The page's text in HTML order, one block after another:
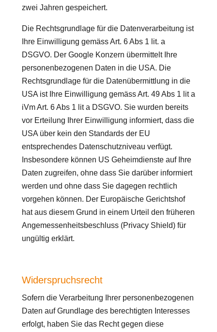
zwei Jahren gespeichert.
Die Rechtsgrundlage für die Datenverarbeitung ist
Ihre Einwilligung gemäss Art. 6 Abs 1 lit. a
DSGVO. Der Google Konzern übermittelt Ihre
personenbezogenen Daten in die USA. Die
Rechtsgrundlage für die Datenübermittlung in die
USA ist Ihre Einwilligung gemäss Art. 49 Abs 1 lit a
iVm Art. 6 Abs 1 lit a DSGVO. Sie wurden bereits
vor Erteilung Ihrer Einwilligung informiert, dass die
USA über kein den Standards der EU
entsprechendes Datenschutzniveau verfügt.
Insbesondere können US Geheimdienste auf Ihre
Daten zugreifen, ohne dass Sie darüber informiert
werden und ohne dass Sie dagegen rechtlich
vorgehen können. Der Europäische Gerichtshof
hat aus diesem Grund in einem Urteil den früheren
Angemessenheitsbeschluss (Privacy Shield) für
ungültig erklärt.
Widerspruchsrecht
Sofern die Verarbeitung Ihrer personenbezogenen
Daten auf Grundlage des berechtigten Interesses
erfolgt, haben Sie das Recht gegen diese